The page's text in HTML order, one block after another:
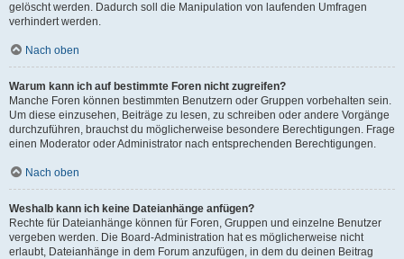
gelöscht werden. Dadurch soll die Manipulation von laufenden Umfragen
verhindert werden.
Nach oben
Warum kann ich auf bestimmte Foren nicht zugreifen?
Manche Foren können bestimmten Benutzern oder Gruppen vorbehalten sein.
Um diese einzusehen, Beiträge zu lesen, zu schreiben oder andere Vorgänge
durchzuführen, brauchst du möglicherweise besondere Berechtigungen. Frage
einen Moderator oder Administrator nach entsprechenden Berechtigungen.
Nach oben
Weshalb kann ich keine Dateianhänge anfügen?
Rechte für Dateianhänge können für Foren, Gruppen und einzelne Benutzer
vergeben werden. Die Board-Administration hat es möglicherweise nicht
erlaubt, Dateianhänge in dem Forum anzufügen, in dem du deinen Beitrag